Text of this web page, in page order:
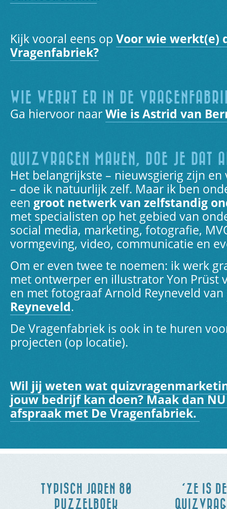
Kijk vooral eens op Voor wie werkt(e)
Vragenfabriek?
WIE WERKT ER IN DE
Ga hiervoor naarWie is Astrid van
QUIZVRAGEN MAKEN, DOE JE DAT
Het belangrijkste – nieuwsgierig zijn en
– doe ik natuurlijk zelf. Maar ik ben
een groot netwerk van zelfstandig
met specialisten op het gebied van
social media, marketing, fotografie,
vormgeving, video, communicatie en
Om er even twee te noemen: ik werk
met ontwerper en illustrator Yon Prüst
en met fotograaf Arnold Reyneveld van
Reyneveld.
De Vragenfabriek is ook in te huren
projecten (op locatie).
Wil jij weten wat
jouw bedrijf kan doen? Maak dan
afspraak met De Vragenfabriek.
TYPISCH JAREN 80
PUZZELBOEK
‘ZE IS